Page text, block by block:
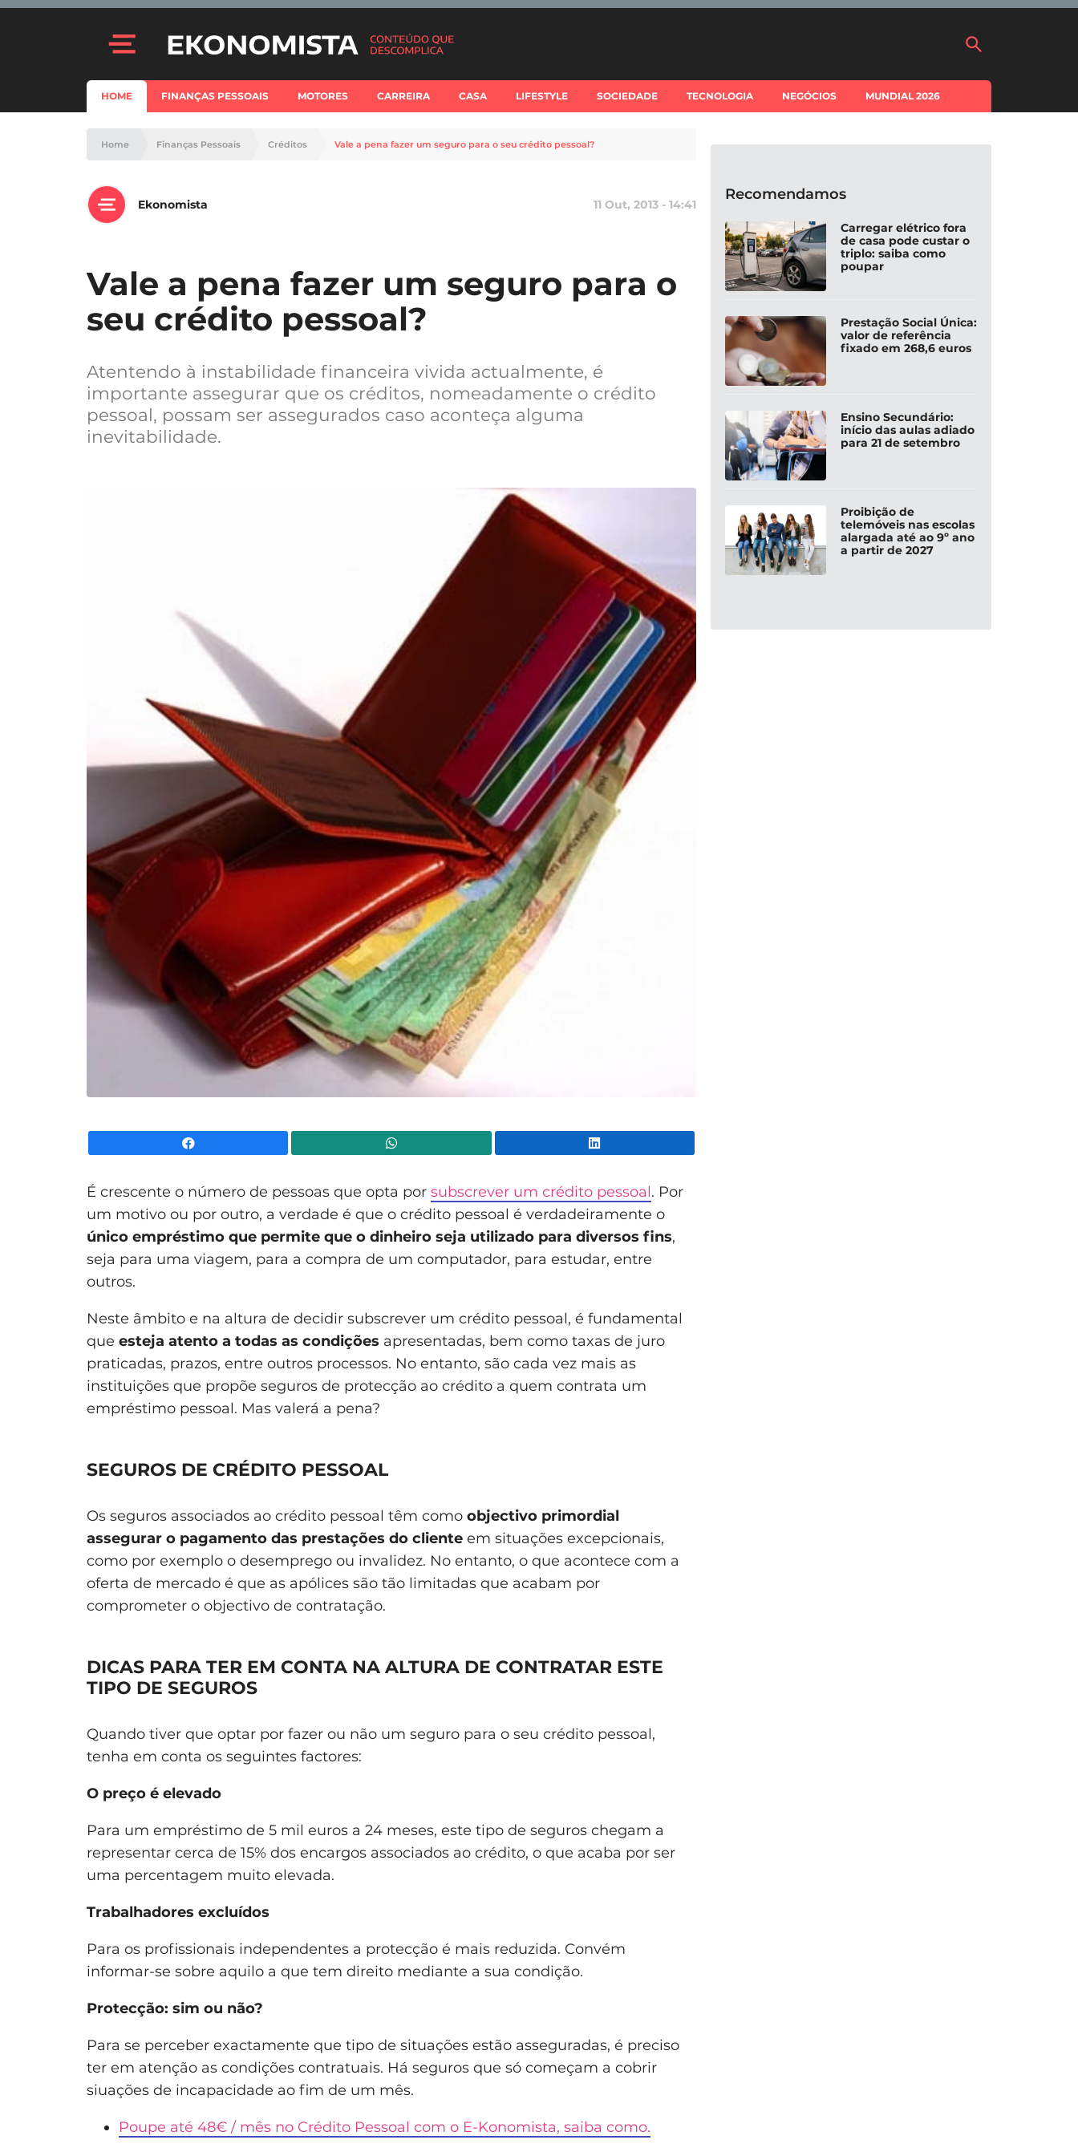
HOME FINANÇAS PESSOAIS MOTORES CARREIRA CASA LIFESTYLE SOCIEDADE TECNOLOGIA NEGÓCIOS MUNDIAL 2026
Home Finanças Pessoais Créditos Vale a pena fazer um seguro para o seu crédito pessoal?
Ekonomista 11 Out, 2013 - 14:41
Vale a pena fazer um seguro para o
seu crédito pessoal?
Atentendo à instabilidade financeira vivida actualmente, é
importante assegurar que os créditos, nomeadamente o crédito
pessoal, possam ser assegurados caso aconteça alguma
inevitabilidade.
É crescente o número de pessoas que opta por subscrever um crédito pessoal. Por
um motivo ou por outro, a verdade é que o crédito pessoal é verdadeiramente o
único empréstimo que permite que o dinheiro seja utilizado para diversos fins,
seja para uma viagem, para a compra de um computador, para estudar, entre
outros.
Neste âmbito e na altura de decidir subscrever um crédito pessoal, é fundamental
que esteja atento a todas as condições apresentadas, bem como taxas de juro
praticadas, prazos, entre outros processos. No entanto, são cada vez mais as
instituições que propõe seguros de protecção ao crédito a quem contrata um
empréstimo pessoal. Mas valerá a pena?
SEGUROS DE CRÉDITO PESSOAL
Os seguros associados ao crédito pessoal têm como objectivo primordial
assegurar o pagamento das prestações do cliente em situações excepcionais,
como por exemplo o desemprego ou invalidez. No entanto, o que acontece com a
oferta de mercado é que as apólices são tão limitadas que acabam por
comprometer o objectivo de contratação.
DICAS PARA TER EM CONTA NA ALTURA DE CONTRATAR ESTE
TIPO DE SEGUROS
Quando tiver que optar por fazer ou não um seguro para o seu crédito pessoal,
tenha em conta os seguintes factores:
O preço é elevado
Para um empréstimo de 5 mil euros a 24 meses, este tipo de seguros chegam a
representar cerca de 15% dos encargos associados ao crédito, o que acaba por ser
uma percentagem muito elevada.
Trabalhadores excluídos
Para os profissionais independentes a protecção é mais reduzida. Convém
informar-se sobre aquilo a que tem direito mediante a sua condição.
Protecção: sim ou não?
Para se perceber exactamente que tipo de situações estão asseguradas, é preciso
ter em atenção as condições contratuais. Há seguros que só começam a cobrir
siuações de incapacidade ao fim de um mês.
Poupe até 48€ / mês no Crédito Pessoal com o E-Konomista, saiba como.
Recomendamos
Carregar elétrico fora
de casa pode custar o
triplo: saiba como
poupar
Prestação Social Única:
valor de referência
fixado em 268,6 euros
Ensino Secundário:
início das aulas adiado
para 21 de setembro
Proibição de
telemóveis nas escolas
alargada até ao 9º ano
a partir de 2027